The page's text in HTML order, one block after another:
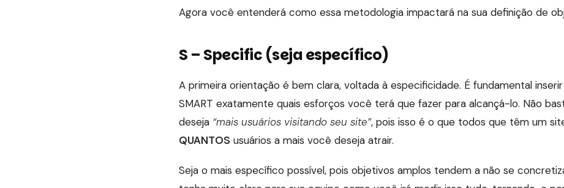
Agora você entenderá como essa metodologia impactará na sua definição de
S – Specific (seja específico)
A primeira orientação é bem clara, voltada à especificidade. É fundamental
SMART exatamente quais esforços você terá que fazer para alcançá-lo. Não
deseja “mais usuários visitando seu site”, pois isso é o que todos que têm um
QUANTOS usuários a mais você deseja atrair.
Seja o mais específico possível, pois objetivos amplos tendem a não se